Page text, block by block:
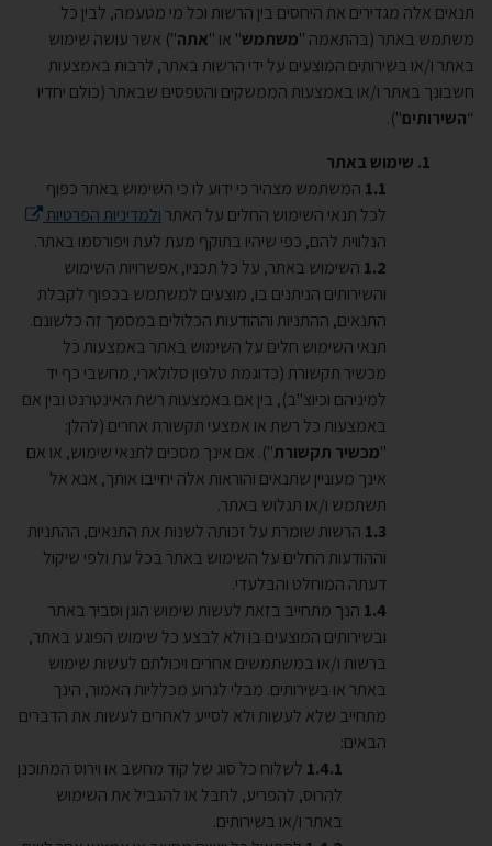
תנאים אלה מגדירים את היחסים בין הרשות וכל מי מטעמה, לבין כל
משתמש באתר (בהתאמה "משתמש" או "אתה") אשר עושה שימוש
באתר ו/או בשירותים המוצעים על ידי הרשות באתר, לרבות באמצעות
חשבונך באתר ו/או באמצעות הממשקים והטפסים שבאתר (כולם יחדיו
“השירותים").
שימוש באתר
המשתמש מצהיר כי ידוע לו כי השימוש באתר כפוף
לכל תנאי השימוש החלים על האתרולמדיניות הפרטיות
הנלווית להם, כפי שיהיו בתוקף מעת לעת ויפורסמו באתר.
השימוש באתר, על כל תכניו, אפשרויות השימוש
והשירותים הניתנים בו, מוצעים למשתמש בכפוף לקבלת
התנאים, ההתניות וההודעות הכלולים במסמך זה כלשונם.
תנאי השימוש חלים על השימוש באתר באמצעות כל
מכשיר תקשורת (כדוגמת טלפון סלולארי, מחשבי כף יד
למיניהם וכיוצ"ב), בין אם באמצעות רשת האינטרנט ובין אם
באמצעות כל רשת או אמצעי תקשורת אחרים (להלן:
"מכשיר תקשורת"). אם אינך מסכים לתנאי שימוש, או אם
אינך מעוניין שתנאים והוראות אלה יחייבו אותך, אנא אל
תשתמש ו/או תגלוש באתר.
הרשות שומרת על זכותה לשנות את התנאים, ההתניות
וההודעות החלים על השימוש באתר בכל עת ולפי שיקול
דעתה המוחלט והבלעדי.
הנך מתחייב בזאת לעשות שימוש הוגן וסביר באתר
ובשירותים המוצעים בו ולא לבצע כל שימוש הפוגע באתר,
ברשות ו/או במשתמשים אחרים ויכולתם לעשות שימוש
באתר או בשירותים. מבלי לגרוע מכלליות האמור, הינך
מתחייב שלא לעשות ולא לסייע לאחרים לעשות את הדברים
הבאים:
לשלוח כל סוג של קוד מחשב או וירוס המתוכנן
להרוס, להפריע, לחבל או להגביל את השימוש
באתר ו/או בשירותים.